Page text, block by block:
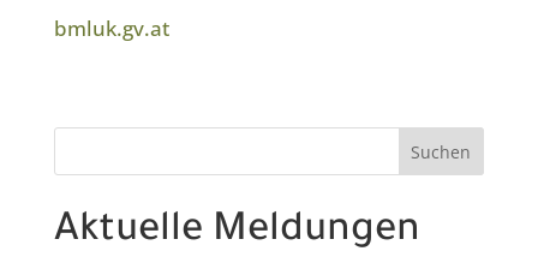
bmluk.gv.at
Suchen
Aktuelle Meldungen